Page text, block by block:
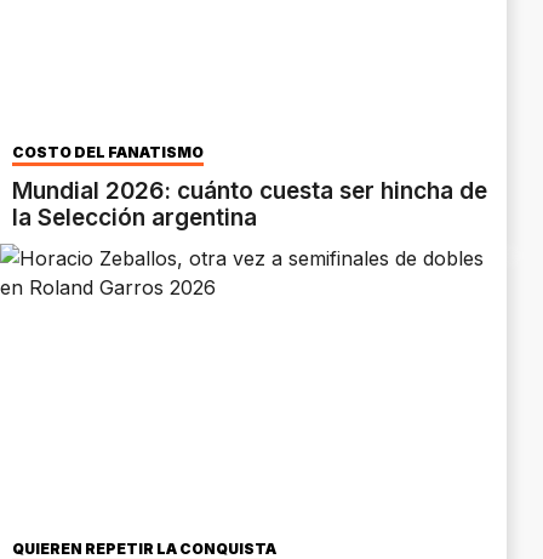
COSTO DEL FANATISMO
Mundial 2026: cuánto cuesta ser hincha de
la Selección argentina
QUIEREN REPETIR LA CONQUISTA